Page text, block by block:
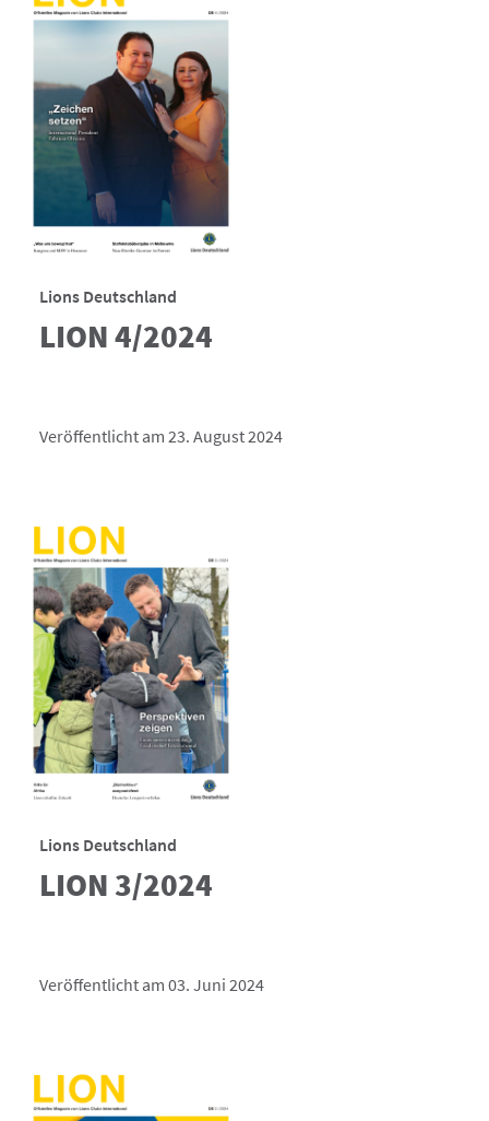
Lions Deutschland
LION 4/2024
Veröffentlicht am 23. August 2024
Lions Deutschland
LION 3/2024
Veröffentlicht am 03. Juni 2024